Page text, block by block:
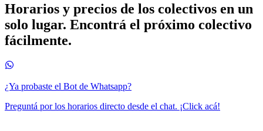
Horarios y precios de los colectivos en un
solo lugar. Encontrá el próximo colectivo
fácilmente.
¿Ya probaste el Bot de Whatsapp?
Preguntá por los horarios directo desde el chat. ¡Click acá!